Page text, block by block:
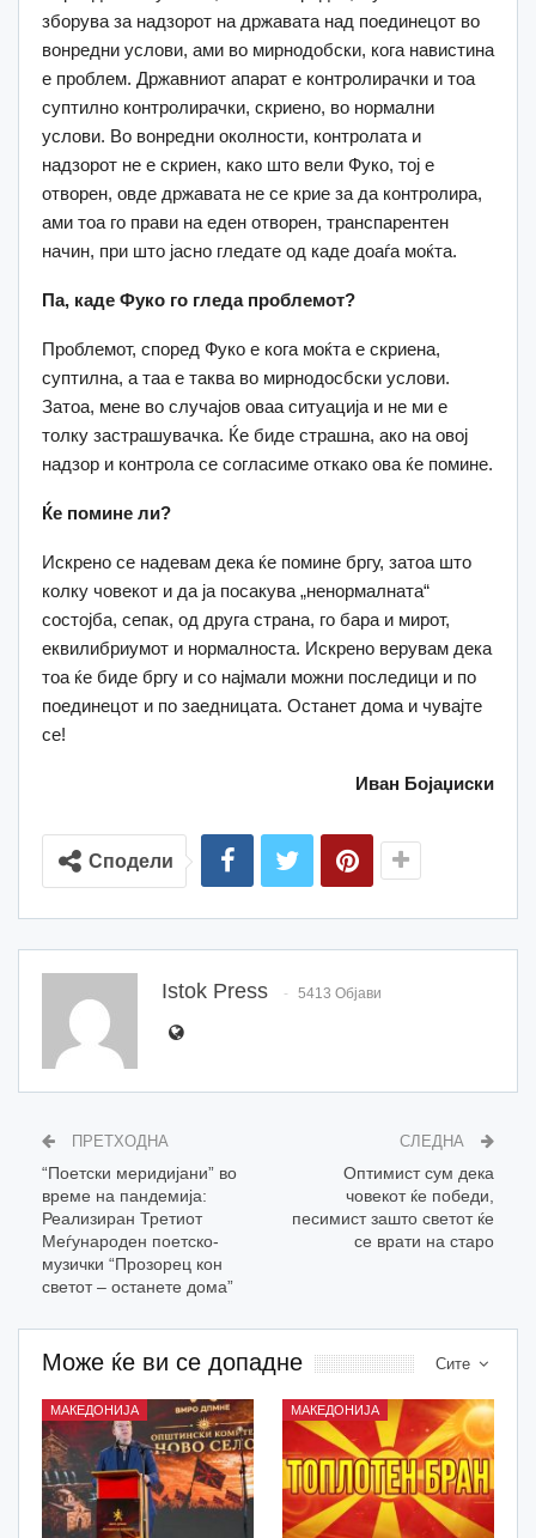
зборува за надзорот на државата над поединецот во
вонредни услови, ами во мирнодобски, кога навистина
е проблем. Државниот апарат е контролирачки и тоа
суптилно контролирачки, скриено, во нормални
услови. Во вонредни околности, контролата и
надзорот не е скриен, како што вели Фуко, тој е
отворен, овде државата не се крие за да контролира,
ами тоа го прави на еден отворен, транспарентен
начин, при што јасно гледате од каде доаѓа моќта.
Па, каде Фуко го гледа проблемот?
Проблемот, според Фуко е кога моќта е скриена,
суптилна, а таа е таква во мирнодосбски услови.
Затоа, мене во случајов оваа ситуација и не ми е
толку застрашувачка. Ќе биде страшна, ако на овој
надзор и контрола се согласиме откако ова ќе помине.
Ќе помине ли?
Искрено се надевам дека ќе помине бргу, затоа што
колку човекот и да ја посакува „ненормалната“
состојба, сепак, од друга страна, го бара и мирот,
еквилибриумот и нормалноста. Искрено верувам дека
тоа ќе биде бргу и со најмали можни последици и по
поединецот и по заедницата. Останет дома и чувајте
се!
Иван Бојаџиски
Сподели
Istok Press 5413 Објави
ПРЕТХОДНА
“Поетски меридијани” во
време на пандемија:
Реализиран Третиот
Меѓународен поетско-
музички “Прозорец кон
светот – останете дома”
СЛЕДНА
Оптимист сум дека
човекот ќе победи,
песимист зашто светот ќе
се врати на старо
Сите
Може ќе ви се допадне
МАКЕДОНИЈА МАКЕДОНИЈА